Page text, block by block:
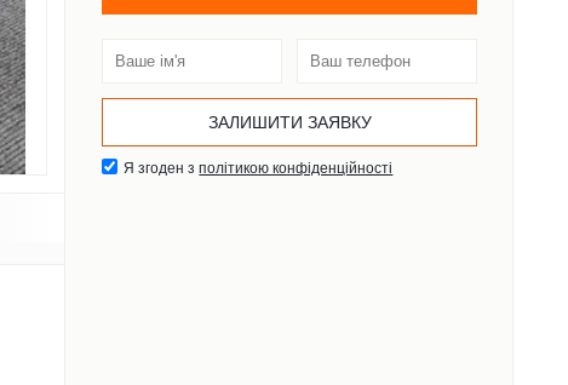
Я згоден зполітикою конфіденційності